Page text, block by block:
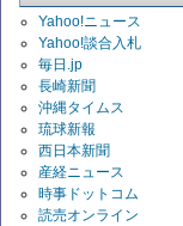
Yahoo!ニュース
Yahoo!談合入札
毎日.jp
長崎新聞
沖縄タイムス
琉球新報
西日本新聞
産経ニュース
時事ドットコム
読売オンライン